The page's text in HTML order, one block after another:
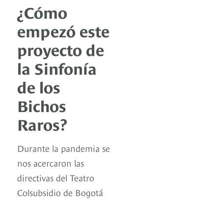
¿Cómo
empezó este
proyecto de
la Sinfonía
de los
Bichos
Raros?
Durante la pandemia se
nos acercaron las
directivas del Teatro
Colsubsidio de Bogotá